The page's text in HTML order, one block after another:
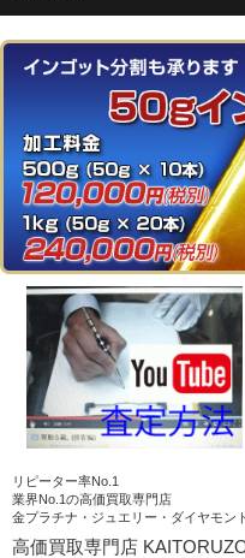
リピーター率No.1
業界No.1の高価買取専門店
金プラチナ・ジュエリー・ダイヤモン
高価買取専門店